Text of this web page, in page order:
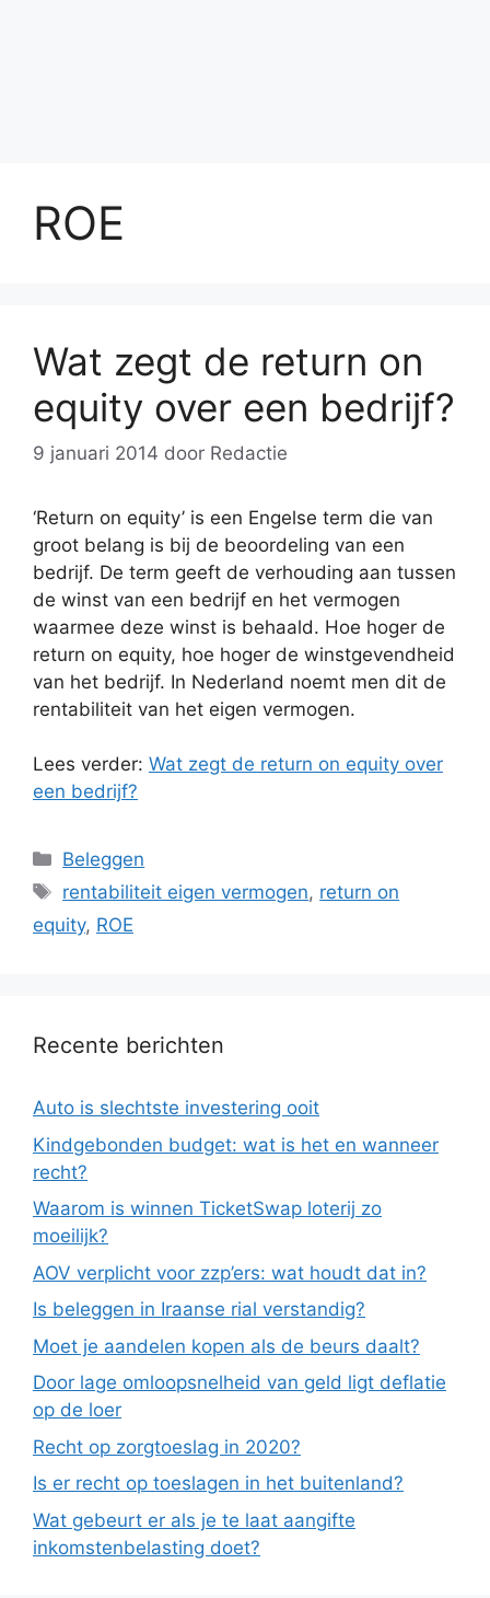
ROE
Wat zegt de return on
equity over een bedrijf?
9 januari 2014 door Redactie
‘Return on equity’ is een Engelse term die van
groot belang is bij de beoordeling van een
bedrijf. De term geeft de verhouding aan tussen
de winst van een bedrijf en het vermogen
waarmee deze winst is behaald. Hoe hoger de
return on equity, hoe hoger de winstgevendheid
van het bedrijf. In Nederland noemt men dit de
rentabiliteit van het eigen vermogen.
Lees verder: Wat zegt de return on equity over
een bedrijf?
Categorieën
Beleggen
Tags
rentabiliteit eigen vermogen, return on
equity, ROE
Recente berichten
Auto is slechtste investering ooit
Kindgebonden budget: wat is het en wanneer
recht?
Waarom is winnen TicketSwap loterij zo
moeilijk?
AOV verplicht voor zzp’ers: wat houdt dat in?
Is beleggen in Iraanse rial verstandig?
Moet je aandelen kopen als de beurs daalt?
Door lage omloopsnelheid van geld ligt deflatie
op de loer
Recht op zorgtoeslag in 2020?
Is er recht op toeslagen in het buitenland?
Wat gebeurt er als je te laat aangifte
inkomstenbelasting doet?